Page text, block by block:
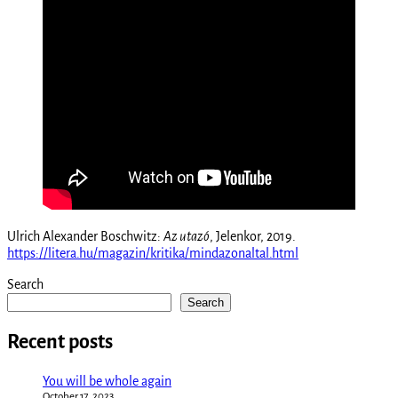
Ulrich Alexander Boschwitz: Az utazó, Jelenkor, 2019.
https://litera.hu/magazin/kritika/mindazonaltal.html
Search
Search
Recent posts
You will be whole again